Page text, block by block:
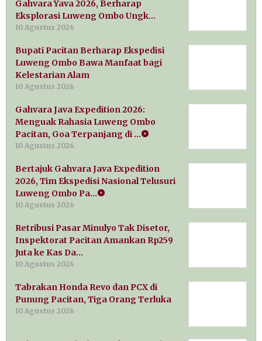
Gahvara Yava 2026, Berharap
Eksplorasi Luweng Ombo Ungk…
10 Agustus 2026
Bupati Pacitan Berharap Ekspedisi
Luweng Ombo Bawa Manfaat bagi
Kelestarian Alam
10 Agustus 2026
Gahvara Java Expedition 2026:
Menguak Rahasia Luweng Ombo
Pacitan, Goa Terpanjang di …
10 Agustus 2026
Bertajuk Gahvara Java Expedition
2026, Tim Ekspedisi Nasional Telusuri
Luweng Ombo Pa…
10 Agustus 2026
Retribusi Pasar Minulyo Tak Disetor,
Inspektorat Pacitan Amankan Rp259
Juta ke Kas Da…
10 Agustus 2026
Tabrakan Honda Revo dan PCX di
Punung Pacitan, Tiga Orang Terluka
10 Agustus 2026